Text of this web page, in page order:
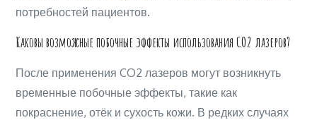
потребностей пациентов.
Каковы возможные побочные эффекты использования CO2 лазеров?
После применения CO2 лазеров могут возникнуть
временные побочные эффекты, такие как
покраснение, отёк и сухость кожи. В редких случаях